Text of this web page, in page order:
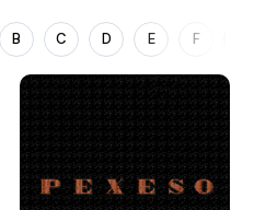
B C D E F